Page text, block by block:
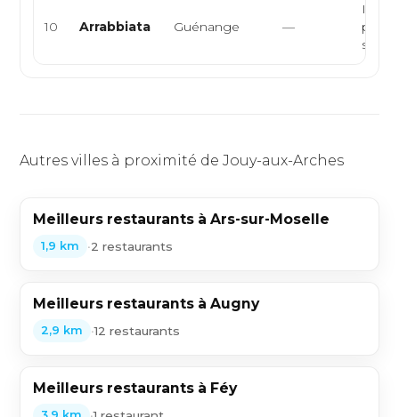
10 Arrabbiata Guénange —
Autres villes à proximité de Jouy-aux-Arches
Meilleurs restaurants à Ars-sur-Moselle
1,9 km •2 restaurants
Meilleurs restaurants à Augny
2,9 km •12 restaurants
Meilleurs restaurants à Féy